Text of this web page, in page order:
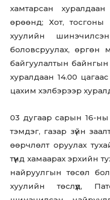
хамтарсан
өрөөнд; Хот, тосгоны
хуулийн
боловсруулах, өргөн
байгуулалтын
хуралдаан 14.00
цахим хэлбэрээр
03 дугаар сарын 16-
тэмдэг, газар зүйн
өөрчлөлт оруулах
түүнд хамаарах эрхийн
найруулгын төсөл
хуулийн төслүүд,